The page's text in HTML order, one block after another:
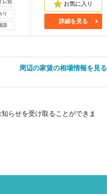
レ別
り
談
詳細を見る
周辺の家賃の相場情報を見る
らせを受け取ることができま